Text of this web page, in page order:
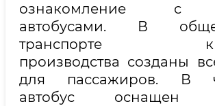
ознакомление с
автобусами. В
транспорте
производства созданы
для пассажиров. В
автобус оснащен